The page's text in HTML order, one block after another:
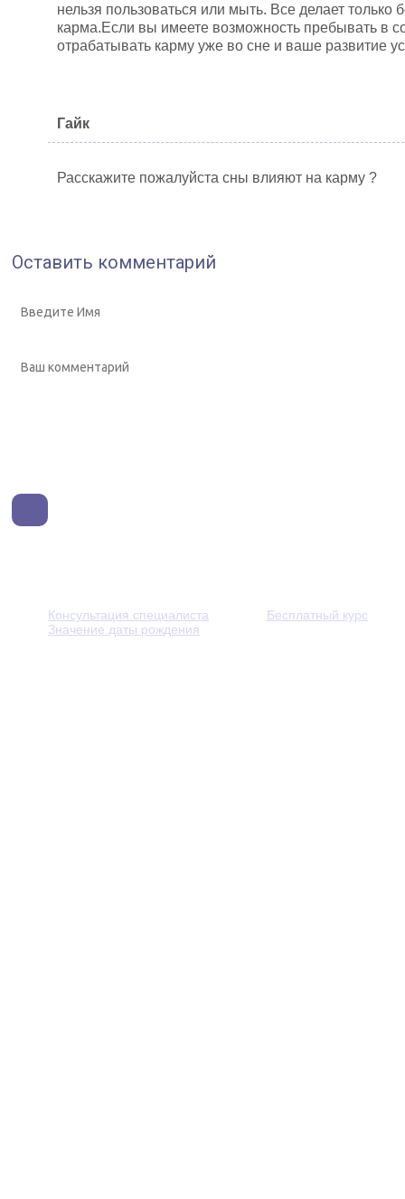
нельзя пользоваться или мыть. Все делает только
карма.Если вы имеете возможность пребывать в
отрабатывать карму уже во сне и ваше развитие
Гайк
Расскажите пожалуйста сны влияют на карму ?
Оставить комментарий
Консультация специалиста
Бесплатный курс
Значение даты рождения